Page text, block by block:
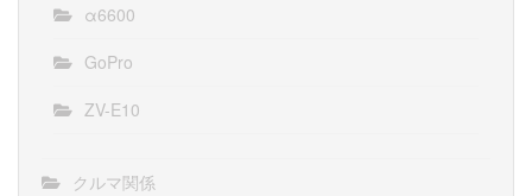
α6600
GoPro
ZV-E10
クルマ関係